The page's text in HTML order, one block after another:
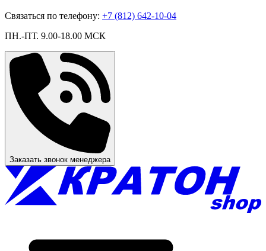
Связаться по телефону: +7 (812) 642-10-04
ПН.-ПТ. 9.00-18.00 МСК
Заказать звонок менеджера